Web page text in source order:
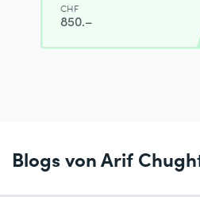
CHF
850.–
Blogs von Arif